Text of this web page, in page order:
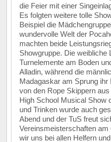
die Feier mit einer
Es folgten weitere tolle
Beispiel die
wundervolle Welt der
machten beide
Showgruppe. Die weibliche
Turnelemente am Boden
Alladin, während die
Madagaskar am Sprung
von den Rope Skippern
High School Musical Show
und Trinken wurde auch
Abend und der TuS freut
Vereinsmeisterschaften
wir uns bei allen Helfern